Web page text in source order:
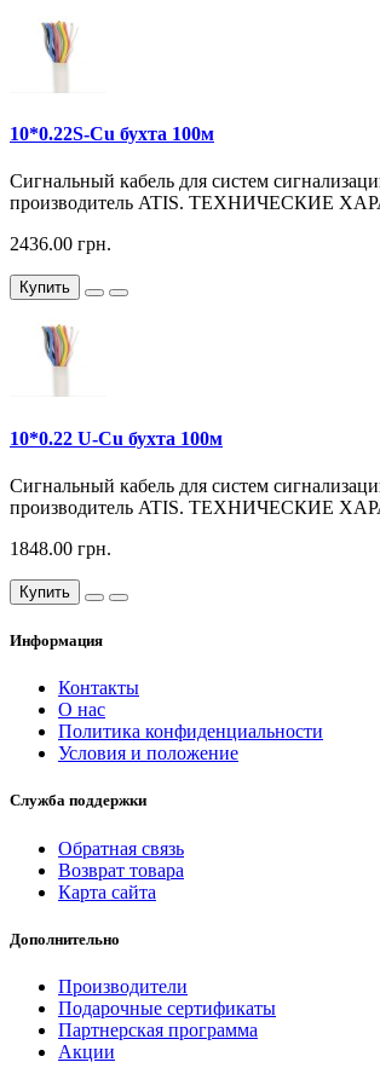
10*0.22S-Cu бухта 100м
Сигнальный кабель для систем
производитель ATIS. ТЕХНИЧЕСКИЕ
2436.00 грн.
Купить
10*0.22 U-Cu бухта 100м
Сигнальный кабель для систем
производитель ATIS. ТЕХНИЧЕСКИЕ
1848.00 грн.
Купить
Информация
Контакты
О нас
Политика конфиденциальности
Условия и положение
Служба поддержки
Обратная связь
Возврат товара
Карта сайта
Дополнительно
Производители
Подарочные сертификаты
Партнерская программа
Акции